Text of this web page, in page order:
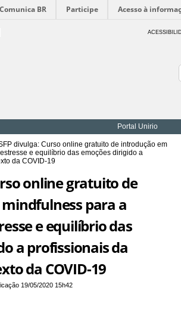
Comunica BR Participe Acesso à
Portal Unirio
divulga: Curso online gratuito de introdução em
e equilíbrio das emoções dirigido a
da COVID-19
online gratuito de
para a
e equilíbrio das
a profissionais da
da COVID-19
19/05/2020 15h42